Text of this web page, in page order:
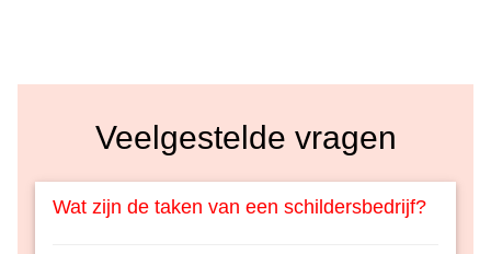
Veelgestelde vragen
Wat zijn de taken van een schildersbedrijf?